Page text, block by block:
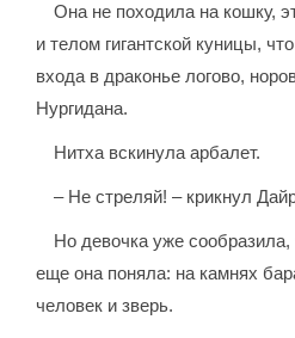
Она не походила на кошку,
и телом гигантской куницы,
входа в драконье логово,
Нургидана.
Нитха вскинула арбалет.
– Не стреляй! – крикнул
Но девочка уже
еще она поняла: на камнях
человек и зверь.